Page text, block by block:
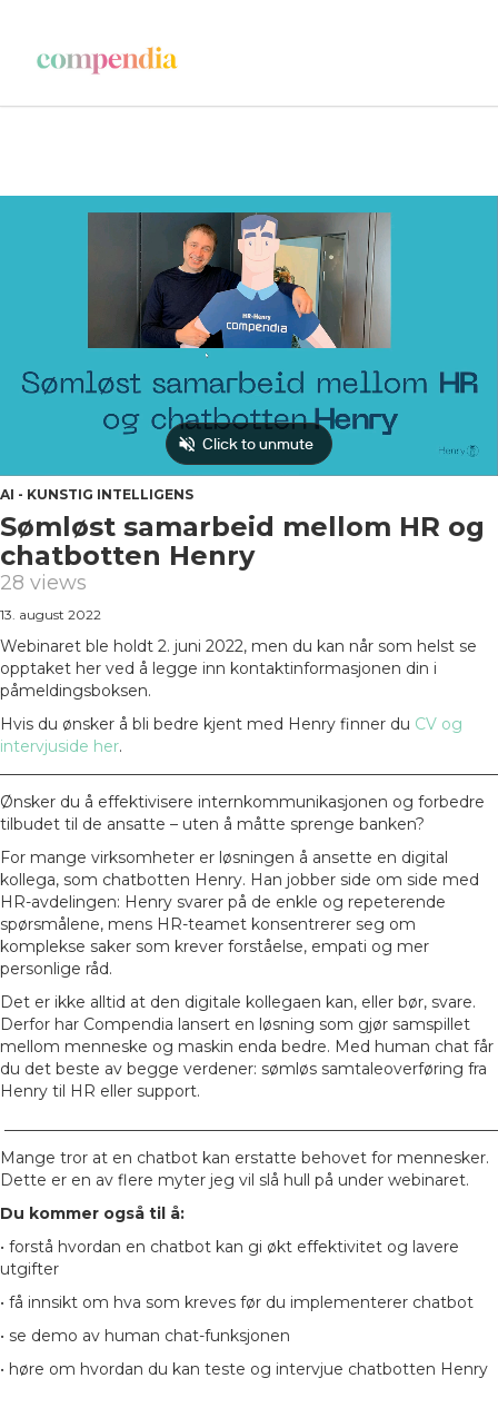
AI - KUNSTIG INTELLIGENS
Sømløst samarbeid mellom HR og
chatbotten Henry
28 views
13. august 2022
Webinaret ble holdt 2. juni 2022, men du kan når som helst se
opptaket her ved å legge inn kontaktinformasjonen din i
påmeldingsboksen.
Hvis du ønsker å bli bedre kjent med Henry finner du CV og
intervjuside her.
Ønsker du å effektivisere internkommunikasjonen og forbedre
tilbudet til de ansatte – uten å måtte sprenge banken?
For mange virksomheter er løsningen å ansette en digital
kollega, som chatbotten Henry. Han jobber side om side med
HR-avdelingen: Henry svarer på de enkle og repeterende
spørsmålene, mens HR-teamet konsentrerer seg om
komplekse saker som krever forståelse, empati og mer
personlige råd.
Det er ikke alltid at den digitale kollegaen kan, eller bør, svare.
Derfor har Compendia lansert en løsning som gjør samspillet
mellom menneske og maskin enda bedre. Med human chat får
du det beste av begge verdener: sømløs samtaleoverføring fra
Henry til HR eller support.
Mange tror at en chatbot kan erstatte behovet for mennesker.
Dette er en av flere myter jeg vil slå hull på under webinaret.
Du kommer også til å:
• forstå hvordan en chatbot kan gi økt effektivitet og lavere
utgifter
• få innsikt om hva som kreves før du implementerer chatbot
• se demo av human chat-funksjonen
• høre om hvordan du kan teste og intervjue chatbotten Henry